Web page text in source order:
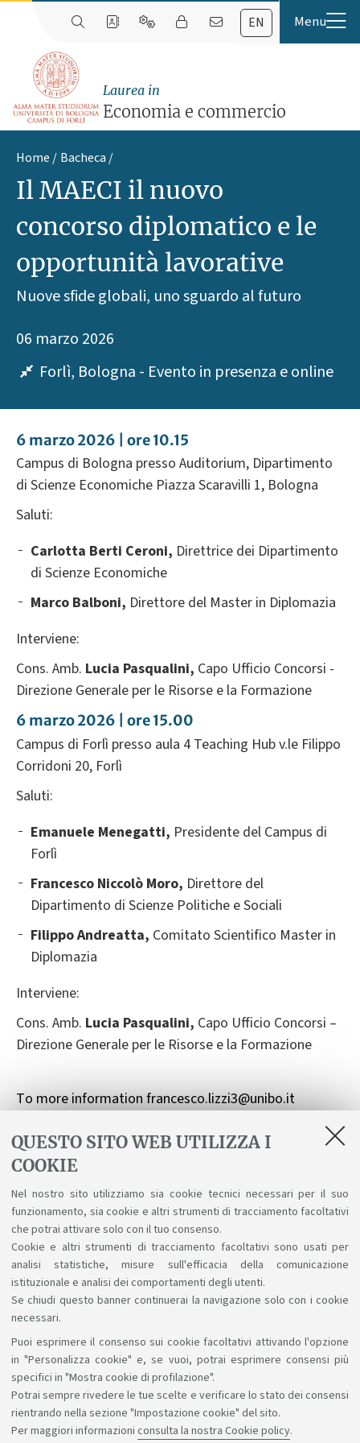
QUESTO SITO WEB UTILIZZA I
COOKIE
Nel nostro sito utilizziamo sia cookie tecnici necessari per il suo
funzionamento, sia cookie e altri strumenti di tracciamento facoltativi
che potrai attivare solo con il tuo consenso.
Cookie e altri strumenti di tracciamento facoltativi sono usati per
analisi statistiche, misure sull'efficacia della comunicazione
istituzionale e analisi dei comportamenti degli utenti.
Se chiudi questo banner continuerai la navigazione solo con i cookie
necessari.
Puoi esprimere il consenso sui cookie facoltativi attivando l'opzione
in "Personalizza cookie" e, se vuoi, potrai esprimere consensi più
specifici in "Mostra cookie di profilazione".
Potrai sempre rivedere le tue scelte e verificare lo stato dei consensi
rientrando nella sezione "Impostazione cookie" del sito.
Per maggiori informazioni consulta la nostra Cookie policy.
EN
Laurea in
Economia e commercio
Home Bacheca
Il MAECI il nuovo
concorso diplomatico e le
opportunità lavorative
Nuove sfide globali, uno sguardo al futuro
06 marzo 2026
Forlì, Bologna - Evento in presenza e online
6 marzo 2026 | ore 10.15
Campus di Bologna presso Auditorium, Dipartimento
di Scienze Economiche Piazza Scaravilli 1, Bologna
Saluti:
Carlotta Berti Ceroni, Direttrice dei Dipartimento
di Scienze Economiche
Marco Balboni, Direttore del Master in Diplomazia
Interviene:
Cons. Amb. Lucia Pasqualini, Capo Ufficio Concorsi -
Direzione Generale per le Risorse e la Formazione
6 marzo 2026 | ore 15.00
Campus di Forlì presso aula 4 Teaching Hub v.le Filippo
Corridoni 20, Forlì
Saluti:
Emanuele Menegatti, Presidente del Campus di
Forlì
Francesco Niccolò Moro, Direttore del
Dipartimento di Scienze Politiche e Sociali
Filippo Andreatta, Comitato Scientifico Master in
Diplomazia
Interviene:
Cons. Amb. Lucia Pasqualini, Capo Ufficio Concorsi –
Direzione Generale per le Risorse e la Formazione
To more information francesco.lizzi3@unibo.it
In evidenza
Registrarsi all'evento
Per seguire l'evento su Microsoft Teams
Sosteniamo il diritto alla conoscenza
Seguici su: